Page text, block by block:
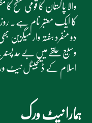
والا پاکستان کا قومی سطح
کا ایک معتبر نام ہے۔
دو منفرد ہفتہ وار
وسیع حلقے میں بے حد
اسلام کے ڈیجیٹل نیٹ
ہمارا نیٹ ورک